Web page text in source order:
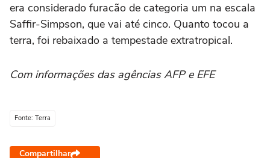
era considerado furacão de categoria um na escala
Saffir-Simpson, que vai até cinco. Quanto tocou a
terra, foi rebaixado a tempestade extratropical.
Com informações das agências AFP e EFE
Fonte: Terra
Compartilhar